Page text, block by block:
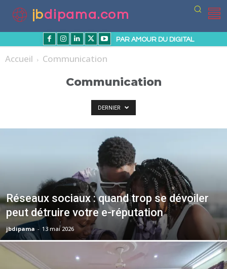
jbdipama.com
PAR AMOUR DU DIGITAL
Accueil Communication
Communication
DERNIER
Réseaux sociaux : quand trop se dévoiler
peut détruire votre e-réputation
jbdipama - 13 mai 2026